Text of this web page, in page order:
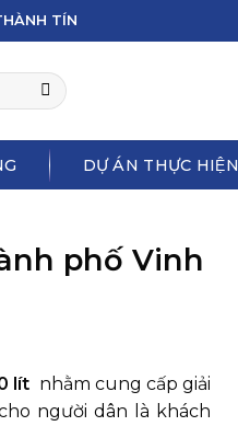
TÍN
DỰ ÁN THỰC HIỆN
phố Vinh
lít nhằm cung cấp giải
người dân là khách